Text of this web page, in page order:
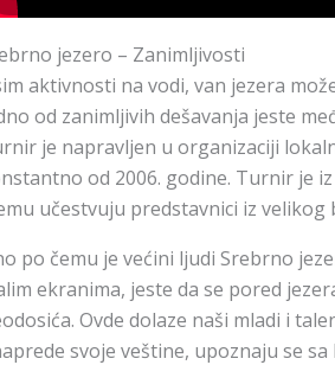
jezero – Zanimljivosti
aktivnosti na vodi, van jezera
od zanimljivih dešavanja jeste
je napravljen u organizaciji
od 2006. godine. Turnir je
učestvuju predstavnici iz velikog
po čemu je većini ljudi Srebrno
ekranima, jeste da se pored
Ovde dolaze naši mladi i
svoje veštine, upoznaju se